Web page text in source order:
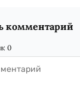
комментарий
0